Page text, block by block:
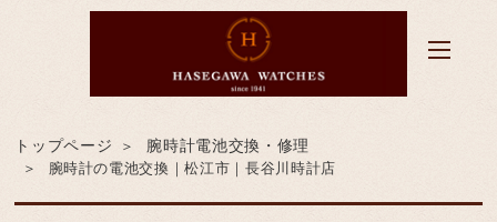
トップページ
腕時計電池交換・修理
腕時計の電池交換｜松江市｜長谷川時計店